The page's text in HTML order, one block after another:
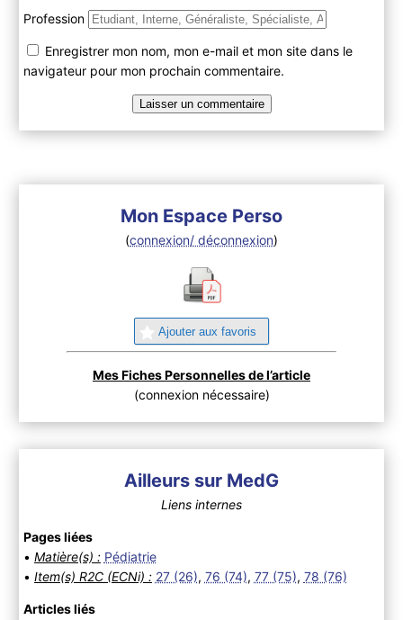
Profession
Enregistrer mon nom, mon e-mail et mon site dans le
navigateur pour mon prochain commentaire.
Mon Espace Perso
(connexion/ déconnexion)
Ajouter aux favoris
Mes Fiches Personnelles de l’article
(connexion nécessaire)
Ailleurs sur MedG
Liens internes
Pages liées
• Matière(s) : Pédiatrie
• Item(s) R2C (ECNi) : 27 (26), 76 (74), 77 (75), 78 (76)
Articles liés